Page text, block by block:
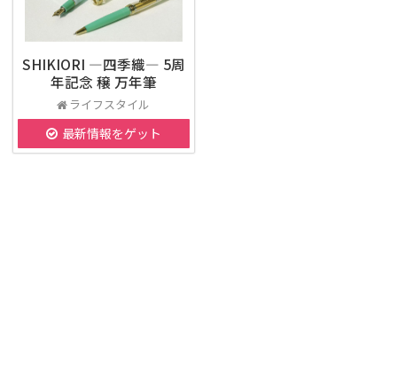
SHIKIORI ―四季織― 5周
年記念 穣 万年筆
ライフスタイル
最新情報をゲット